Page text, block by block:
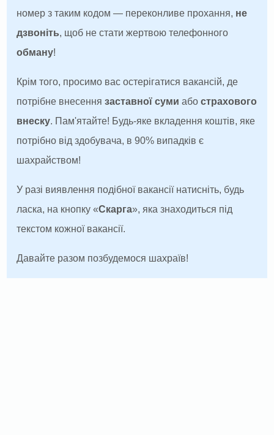
номер з таким кодом — переконливе прохання, не
дзвоніть, щоб не стати жертвою телефонного
обману!
Крім того, просимо вас остерігатися вакансій, де
потрібне внесеннязаставної суми абострахового
внеску. Пам'ятайте! Будь-яке вкладення коштів, яке
потрібно від здобувача, в 90% випадків є
шахрайством!
У разі виявлення подібної вакансії натисніть, будь
ласка, на кнопку «Скарга», яка знаходиться під
текстом кожної вакансії.
Давайте разом позбудемося шахраїв!